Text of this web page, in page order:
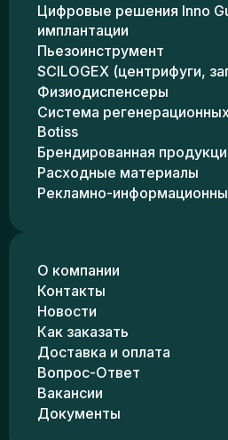
Цифровые решения Inno
имплантации
Пьезоинструмент
SCILOGEX (центрифуги,
Физиодиспенсеры
Система
Botiss
Брендированная
Расходные материалы
Рекламно-
О компании
Контакты
Новости
Как заказать
Доставка и оплата
Вопрос-Ответ
Вакансии
Документы